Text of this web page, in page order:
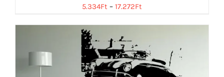
5.334Ft – 17.272Ft